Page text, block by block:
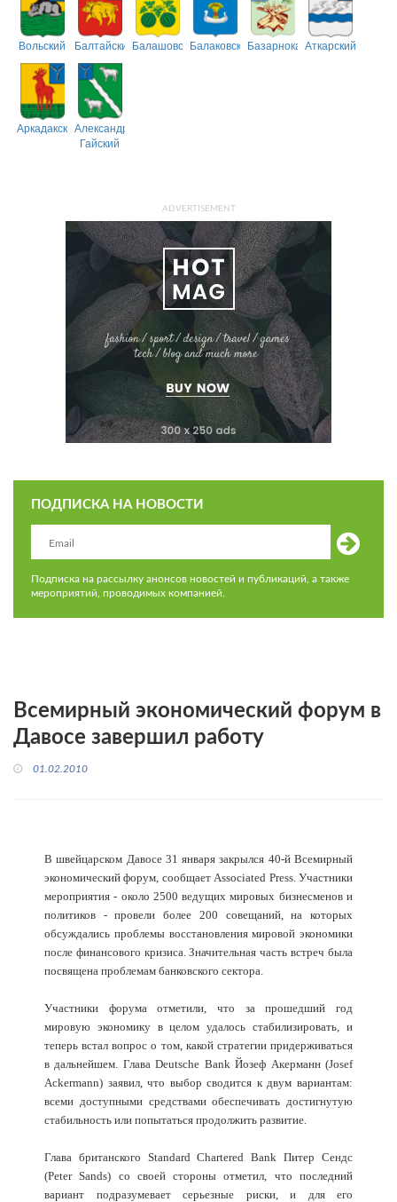
Вольский БалтайскийБалашовскийБалаковскийБазарнокарабулакский
Аткарский
АркадакскийАлександрово-
Гайский
ADVERTISEMENT
ПОДПИСКА НА НОВОСТИ
Подписка на рассылку анонсов новостей и публикаций, а также
мероприятий, проводимых компанией.
Всемирный экономический форум в
Давосе завершил работу
01.02.2010
В швейцарском Давосе 31 января закрылся 40-й Всемирный
экономический форум, сообщает Associated Press. Участники
мероприятия - около 2500 ведущих мировых бизнесменов и
политиков - провели более 200 совещаний, на которых
обсуждались проблемы восстановления мировой экономики
после финансового кризиса. Значительная часть встреч была
посвящена проблемам банковского сектора.
Участники форума отметили, что за прошедший год
мировую экономику в целом удалось стабилизировать, и
теперь встал вопрос о том, какой стратегии придерживаться
в дальнейшем. Глава Deutsche Bank Йозеф Акерманн (Josef
Ackermann) заявил, что выбор сводится к двум вариантам:
всеми доступными средствами обеспечивать достигнутую
стабильность или попытаться продолжить развитие.
Глава британского Standard Chartered Bank Питер Сендс
(Peter Sands) со своей стороны отметил, что последний
вариант подразумевает серьезные риски, и для его